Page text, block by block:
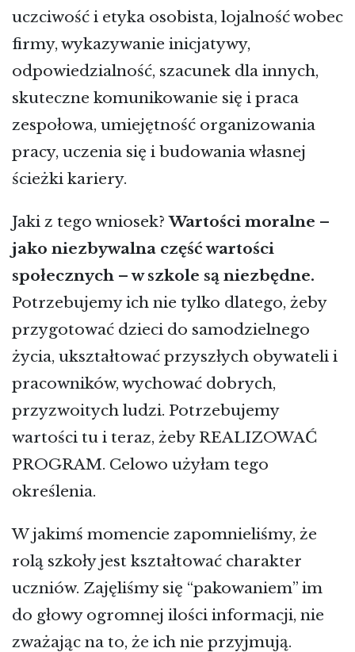
uczciwość i etyka osobista, lojalność wobec
firmy, wykazywanie inicjatywy,
odpowiedzialność, szacunek dla innych,
skuteczne komunikowanie się i praca
zespołowa, umiejętność organizowania
pracy, uczenia się i budowania własnej
ścieżki kariery.
Jaki z tego wniosek?Wartości moralne –
jako niezbywalna część wartości
społecznych – w szkole są niezbędne.
Potrzebujemy ich nie tylko dlatego, żeby
przygotować dzieci do samodzielnego
życia, ukształtować przyszłych obywateli i
pracowników, wychować dobrych,
przyzwoitych ludzi. Potrzebujemy
wartości tu i teraz, żeby REALIZOWAĆ
PROGRAM. Celowo użyłam tego
określenia.
W jakimś momencie zapomnieliśmy, że
rolą szkoły jest kształtować charakter
uczniów. Zajęliśmy się “pakowaniem” im
do głowy ogromnej ilości informacji, nie
zważając na to, że ich nie przyjmują.